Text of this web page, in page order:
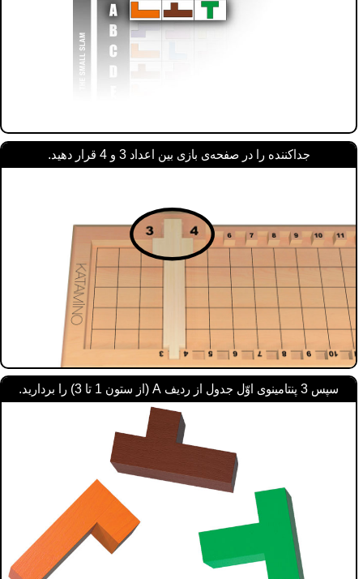
جداکننده را در صفحه‌ی بازی بین اعداد 3 و 4 قرار دهید.
سپس 3 پنتامینوی اوّل جدول از ردیف A (از ستون 1 تا 3) را بردارید.